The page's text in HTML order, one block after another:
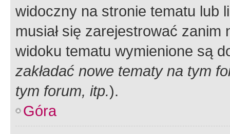
widoczny na stronie tematu lub
musiał się zarejestrować
widoku tematu wymienione są
zakładać nowe tematy na tym
tym forum, itp.).
Góra